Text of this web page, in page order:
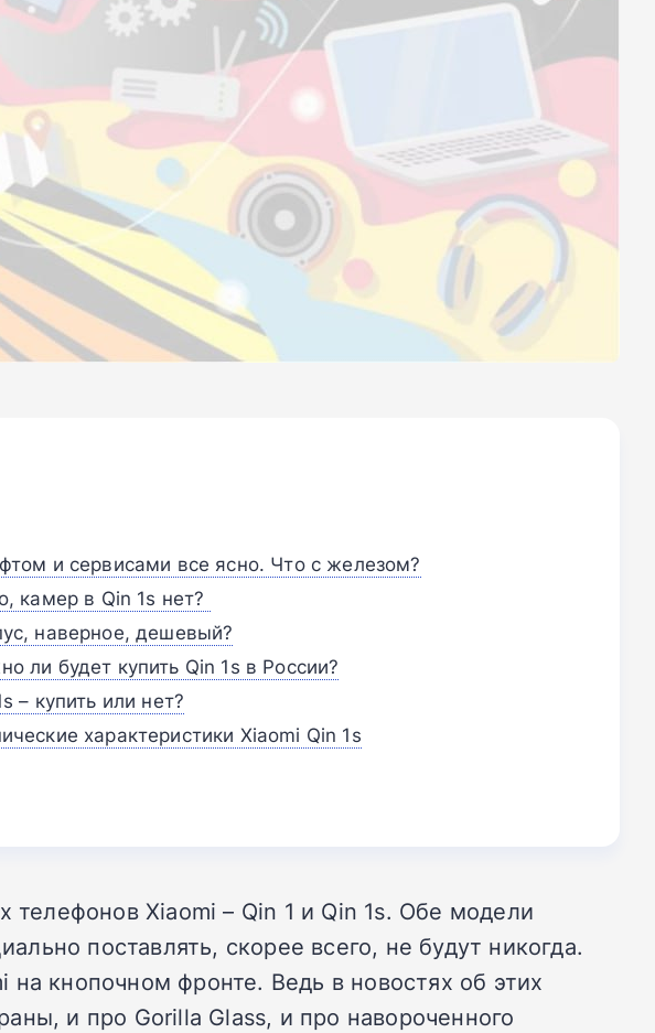
и сервисами все ясно. Что с железом?
камер в Qin 1s нет?
наверное, дешевый?
ли будет купить Qin 1s в России?
– купить или нет?
характеристики Xiaomi Qin 1s
Xiaomi – Qin 1 и Qin 1s. Обе модели
поставлять, скорее всего, не будут никогда.
кнопочном фронте. Ведь в новостях об этих
и про Gorilla Glass, и про навороченного